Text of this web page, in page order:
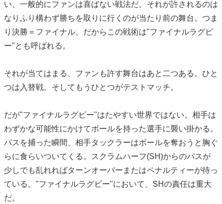
い、一般的にファンは喜ばない戦法だ。それが許されるのは
なりふり構わず勝ちを取りに行くのが当たり前の舞台。つま
り決勝＝ファイナル。だからこの戦術は"ファイナルラグビ
ー"とも呼ばれる。
それが当てはまる、ファンも許す舞台はあと二つある。ひと
つは入替戦。そしてもうひとつがテストマッチ。
だが"ファイナルラグビー"はたやすい世界ではない。相手は
わずかな可能性にかけてボールを持った選手に襲い掛かる。
パスを捕った瞬間、相手タックラーはボールを奪おうと胸ぐ
らに食らいついてくる。スクラムハーフ(SH)からのパスが
少しでも乱れればターンオーバーまたはペナルティーが待っ
ている。"ファイナルラグビー"において、SHの責任は重大
だ。